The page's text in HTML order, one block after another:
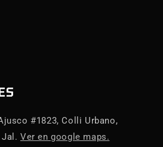
#1823, Colli Urbano,
Jal. Ver en google maps.